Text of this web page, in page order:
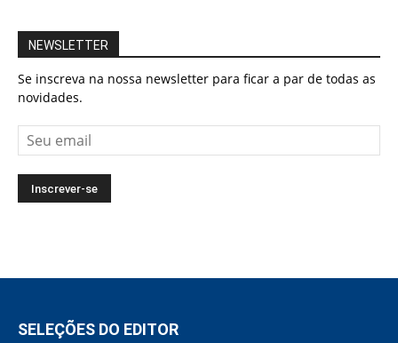
NEWSLETTER
Se inscreva na nossa newsletter para ficar a par de todas as
novidades.
SELEÇÕES DO EDITOR